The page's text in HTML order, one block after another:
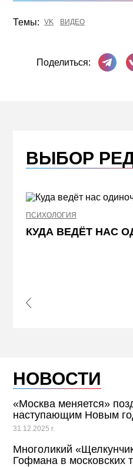
Темы: VK ВИДЕО
Поделиться:
ВЫБОР
ПСИХОЛОГИЯ
КУДА ВЕДЁТ НАС
Slide
НОВОСТИ
«Москва меняется»
наступающим Новым
31.12.2025 г.
Многоликий
Гофмана в московских